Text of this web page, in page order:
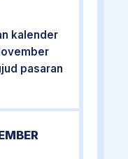
kalender
pasaran